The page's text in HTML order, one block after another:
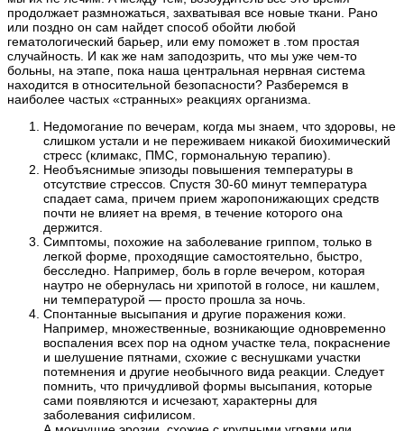
продолжает размножаться, захватывая все новые ткани. Рано
или поздно он сам найдет способ обойти любой
гематологический барьер, или ему поможет в .том простая
случайность. И как же нам заподозрить, что мы уже чем-то
больны, на этапе, пока наша центральная нервная система
находится в относительной безопасности? Разберемся в
наиболее частых «странных» реакциях организма.
Недомогание по вечерам, когда мы знаем, что здоровы, не
слишком устали и не переживаем никакой биохимический
стресс (климакс, ПМС, гормональную терапию).
Необъяснимые эпизоды повышения температуры в
отсутствие стрессов. Спустя 30-60 минут температура
спадает сама, причем прием жаропонижающих средств
почти не влияет на время, в течение которого она
держится.
Симптомы, похожие на заболевание гриппом, только в
легкой форме, проходящие самостоятельно, быстро,
бесследно. Например, боль в горле вечером, которая
наутро не обернулась ни хрипотой в голосе, ни кашлем,
ни температурой — просто прошла за ночь.
Спонтанные высыпания и другие поражения кожи.
Например, множественные, возникающие одновременно
воспаления всех пор на одном участке тела, покраснение
и шелушение пятнами, схожие с веснушками участки
потемнения и другие необычного вида реакции. Следует
помнить, что причудливой формы высыпания, которые
сами появляются и исчезают, характерны для
заболевания сифилисом.